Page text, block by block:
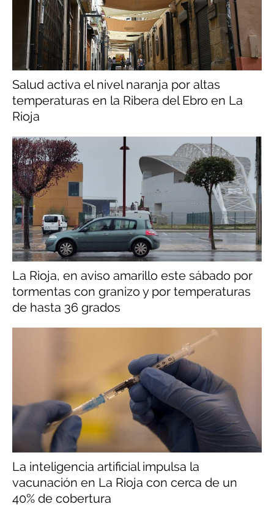
Salud activa el nivel naranja por altas
temperaturas en la Ribera del Ebro en La
Rioja
La Rioja, en aviso amarillo este sábado por
tormentas con granizo y por temperaturas
de hasta 36 grados
La inteligencia artificial impulsa la
vacunación en La Rioja con cerca de un
40% de cobertura